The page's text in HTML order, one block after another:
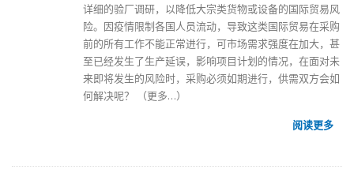
详细的验厂调研，以降低大宗类货物或设备的国际贸易风
险。因疫情限制各国人员流动，导致这类国际贸易在采购
前的所有工作不能正常进行，可市场需求强度在加大，甚
至已经发生了生产延误，影响项目计划的情况，在面对未
来即将发生的风险时，采购必须如期进行，供需双方会如
何解决呢？
（更多…）
阅读更多